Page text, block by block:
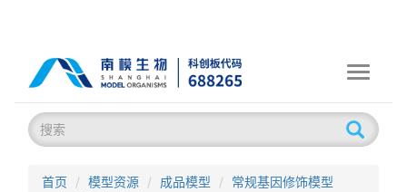
Toggle
首页 模型资源 成品模型
常规基因修饰模型